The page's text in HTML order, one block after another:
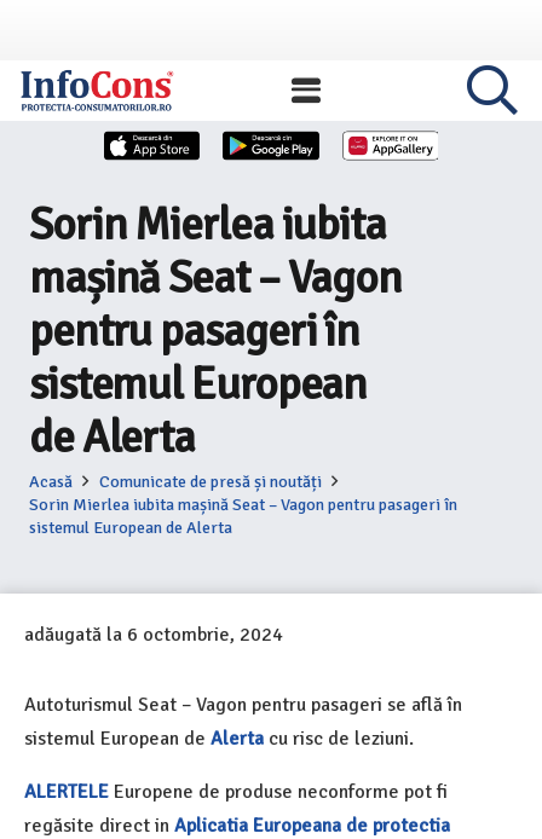
Sorin Mierlea iubita
mașină Seat – Vagon
pentru pasageri în
sistemul European
de Alerta
Acasă
Comunicate de presă și noutăți
Sorin Mierlea iubita mașină Seat – Vagon pentru pasageri în
sistemul European de Alerta
adăugată la 6 octombrie, 2024
Autoturismul Seat – Vagon pentru pasageri se află în
sistemul European de Alerta cu risc de leziuni.
ALERTELE Europene de produse neconforme pot fi
regăsite direct in Aplicatia Europeana de protectia